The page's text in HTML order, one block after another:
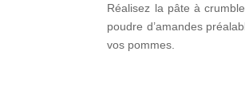
Réalisez la pâte à
poudre d’amandes
vos pommes.